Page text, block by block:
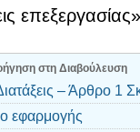
στη Διαβούλευση
– Άρθρο 1
εφαρμογής